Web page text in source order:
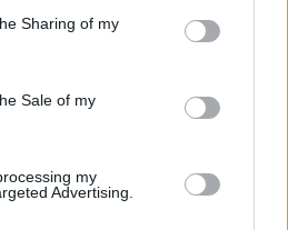
behaviour. You may click to
and its third-party tags to
purposes in below Google
Sharing of my
Sale of my
my
Advertising.
la Nuova
de La Casa di Carta con